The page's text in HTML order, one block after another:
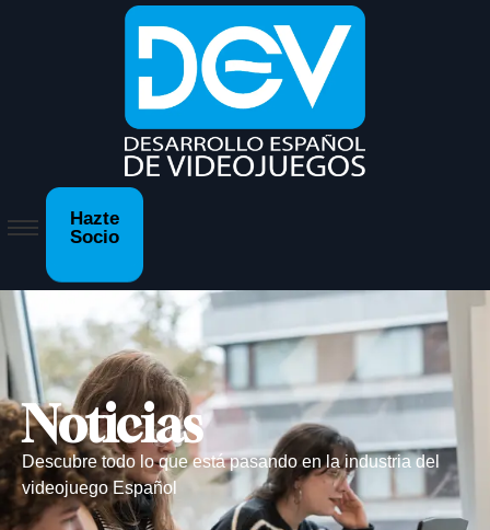
Hazte
Socio
Noticias
Descubre todo lo que está pasando en la industria del
videojuego Español